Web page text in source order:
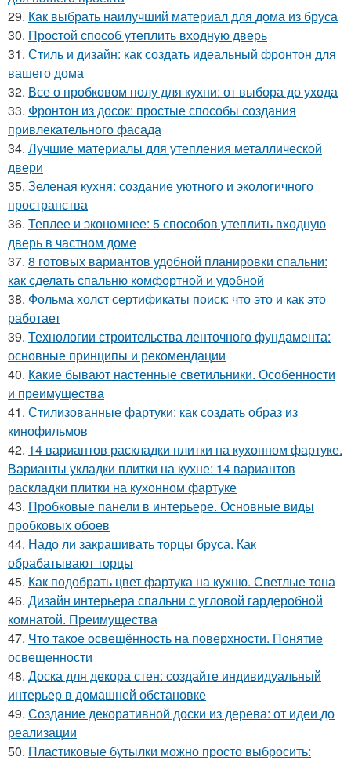
29. Как выбрать наилучший материал для дома из бруса
30. Простой способ утеплить входную дверь
31. Стиль и дизайн: как создать идеальный фронтон для
вашего дома
32. Все о пробковом полу для кухни: от выбора до ухода
33. Фронтон из досок: простые способы создания
привлекательного фасада
34. Лучшие материалы для утепления металлической
двери
35. Зеленая кухня: создание уютного и экологичного
пространства
36. Теплее и экономнее: 5 способов утеплить входную
дверь в частном доме
37. 8 готовых вариантов удобной планировки спальни:
как сделать спальню комфортной и удобной
38. Фольма холст сертификаты поиск: что это и как это
работает
39. Технологии строительства ленточного фундамента:
основные принципы и рекомендации
40. Какие бывают настенные светильники. Особенности
и преимущества
41. Стилизованные фартуки: как создать образ из
кинофильмов
42. 14 вариантов раскладки плитки на кухонном фартуке.
Варианты укладки плитки на кухне: 14 вариантов
раскладки плитки на кухонном фартуке
43. Пробковые панели в интерьере. Основные виды
пробковых обоев
44. Надо ли закрашивать торцы бруса. Как
обрабатывают торцы
45. Как подобрать цвет фартука на кухню. Светлые тона
46. Дизайн интерьера спальни с угловой гардеробной
комнатой. Преимущества
47. Что такое освещённость на поверхности. Понятие
освещенности
48. Доска для декора стен: создайте индивидуальный
интерьер в домашней обстановке
49. Создание декоративной доски из дерева: от идеи до
реализации
50. Пластиковые бутылки можно просто выбросить: